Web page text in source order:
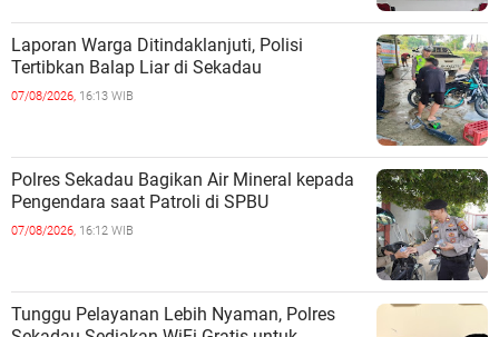
Laporan Warga Ditindaklanjuti, Polisi
Tertibkan Balap Liar di Sekadau
07/08/2026, 16:13 WIB
Polres Sekadau Bagikan Air Mineral kepada
Pengendara saat Patroli di SPBU
07/08/2026, 16:12 WIB
Tunggu Pelayanan Lebih Nyaman, Polres